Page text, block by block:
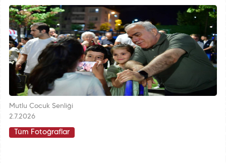
Mutlu Çocuk Şenliği
2.7.2026
Tüm Fotoğraflar